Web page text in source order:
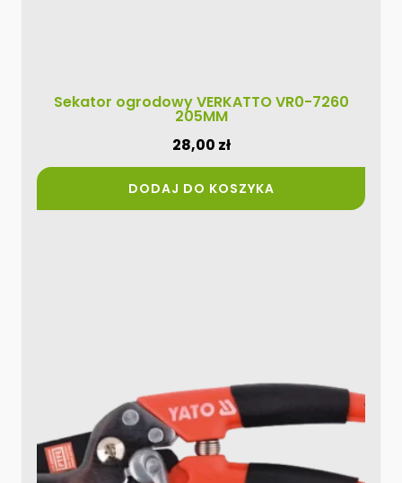
Sekator ogrodowy VERKATTO VR0-7260
205MM
28,00 zł
DODAJ DO KOSZYKA